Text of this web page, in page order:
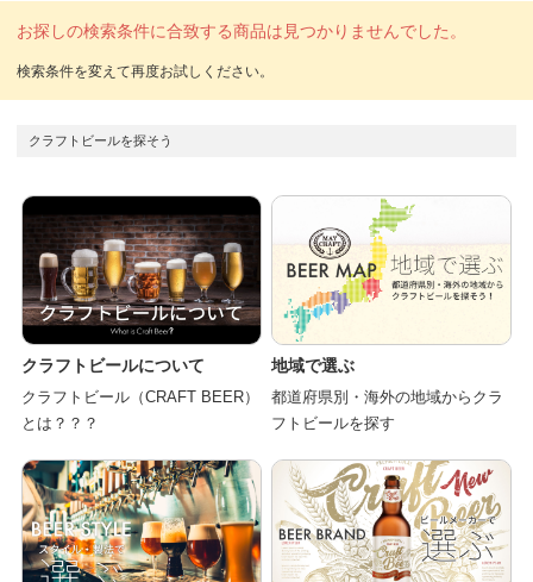
お探しの検索条件に合致する商品は見つかりませんでした。
クラフトビールを探そう
クラフトビールについて
クラフトビール（CRAFT BEER）
とは？？？
地域で選ぶ
都道府県別・海外の地域からクラ
フトビールを探す